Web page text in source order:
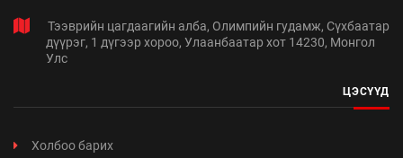
Тээврийн цагдаагийн алба, Олимпийн гудамж, Сүхбаатар
дүүрэг, 1 дүгээр хороо, Улаанбаатар хот 14230, Монгол
Улс
ЦЭСҮҮД
Холбоо барих